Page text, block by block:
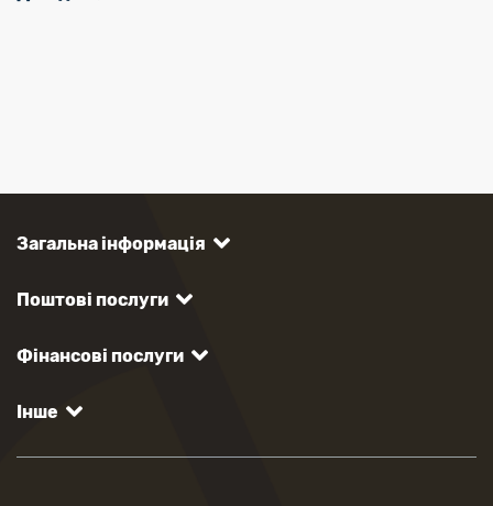
Загальна інформація
Поштові послуги
Фінансові послуги
Інше